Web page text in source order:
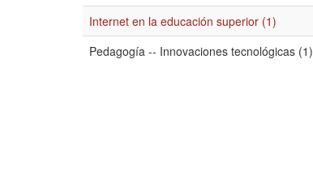
Internet en la educación superior (1)
Pedagogía -- Innovaciones tecnológicas (1)